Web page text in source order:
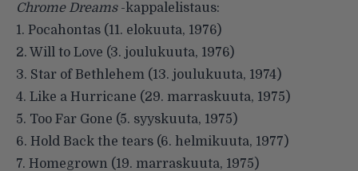
Chrome Dreams-kappalelistaus:
1. Pocahontas (11. elokuuta, 1976)
2. Will to Love (3. joulukuuta, 1976)
3. Star of Bethlehem (13. joulukuuta, 1974)
4. Like a Hurricane (29. marraskuuta, 1975)
5. Too Far Gone (5. syyskuuta, 1975)
6. Hold Back the tears (6. helmikuuta, 1977)
7. Homegrown (19. marraskuuta, 1975)